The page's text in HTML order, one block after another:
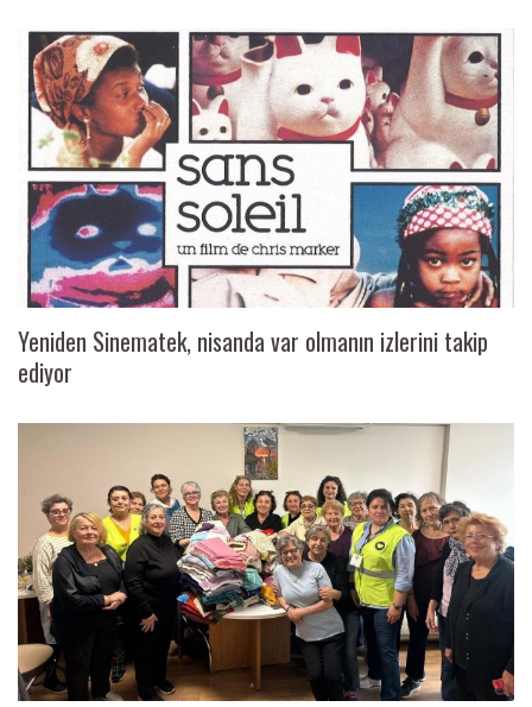
Yeniden Sinematek, nisanda var olmanın izlerini takip
ediyor